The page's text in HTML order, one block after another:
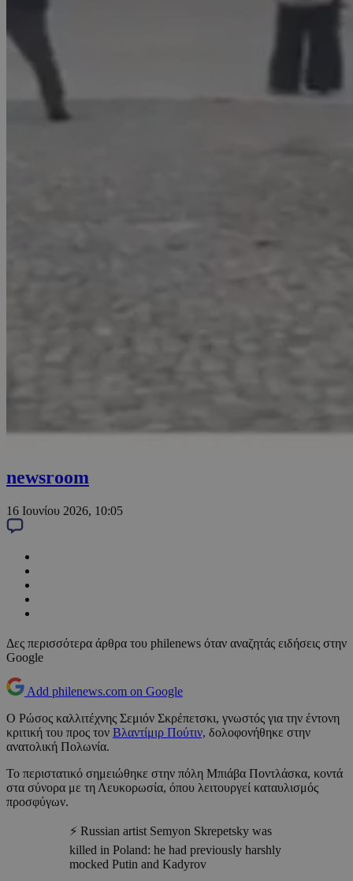
newsroom
16 Ιουνίου 2026, 10:05
Δες περισσότερα άρθρα του philenews όταν αναζητάς ειδήσεις στην
Google
Add philenews.com on Google
Ο Ρώσος καλλιτέχνης Σεμιόν Σκρέπετσκι, γνωστός για την έντονη
κριτική του προς τον Βλαντίμιρ Πούτιν, δολοφονήθηκε στην
ανατολική Πολωνία.
Το περιστατικό σημειώθηκε στην πόλη Μπιάβα Ποντλάσκα, κοντά
στα σύνορα με τη Λευκορωσία, όπου λειτουργεί καταυλισμός
προσφύγων.
⚡️ Russian artist Semyon Skrepetsky was
killed in Poland: he had previously harshly
mocked Putin and Kadyrov